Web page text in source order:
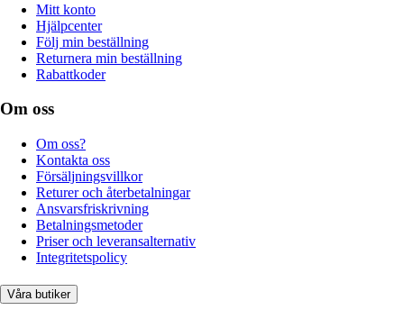
Mitt konto
Hjälpcenter
Följ min beställning
Returnera min beställning
Rabattkoder
Om oss
Om oss?
Kontakta oss
Försäljningsvillkor
Returer och återbetalningar
Ansvarsfriskrivning
Betalningsmetoder
Priser och leveransalternativ
Integritetspolicy
Våra butiker